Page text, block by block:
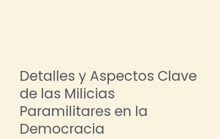
Detalles y Aspectos Clave
de las Milicias
Paramilitares en la
Democracia